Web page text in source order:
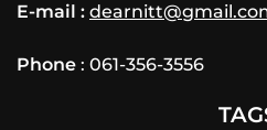
E-mail :
Phone : 061-356-3556